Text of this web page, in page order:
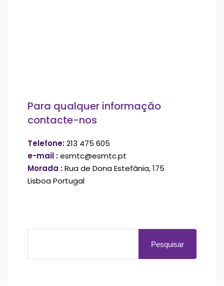
Para qualquer informação
contacte-nos
Telefone:213 475 605
e-mail :esmtc@esmtc.pt
Morada :Rua de Dona Estefânia, 175
Lisboa Portugal
Pesquisar